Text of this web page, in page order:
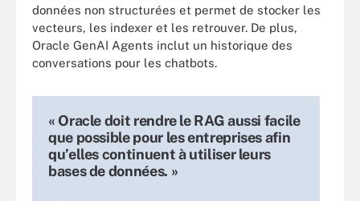
données non structurées et permet de stocker les
vecteurs, les indexer et les retrouver. De plus,
Oracle GenAI Agents inclut un historique des
conversations pour les chatbots.
« Oracle doit rendre le RAG aussi facile
que possible pour les entreprises afin
qu’elles continuent à utiliser leurs
bases de données. »